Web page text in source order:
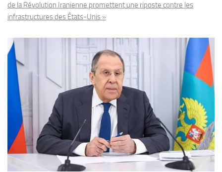
de la Révolution Iranienne promettent une riposte contre les
infrastructures des États-Unis »